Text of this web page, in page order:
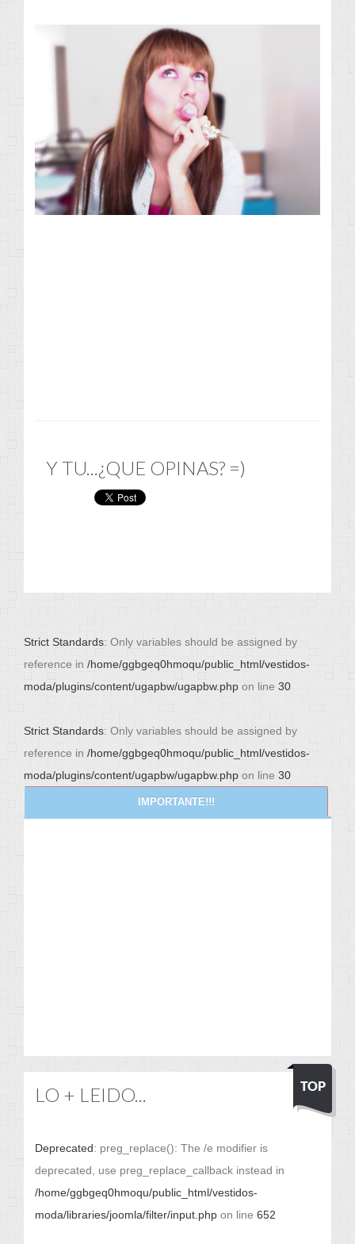
Y TU...¿QUE OPINAS? =)
Strict Standards: Only variables should be assigned by
reference in /home/ggbgeq0hmoqu/public_html/vestidos-
moda/plugins/content/ugapbw/ugapbw.php on line 30
Strict Standards: Only variables should be assigned by
reference in /home/ggbgeq0hmoqu/public_html/vestidos-
moda/plugins/content/ugapbw/ugapbw.php on line 30
IMPORTANTE!!!
LO + LEIDO...
Deprecated: preg_replace(): The /e modifier is
deprecated, use preg_replace_callback instead in
/home/ggbgeq0hmoqu/public_html/vestidos-
moda/libraries/joomla/filter/input.php on line 652